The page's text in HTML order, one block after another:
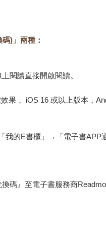
)」兩種：
閱讀直接開啟閱讀。
果， iOS 16 或以上版本，
的E書櫃」→「電子書APP
碼』至電子書服務商